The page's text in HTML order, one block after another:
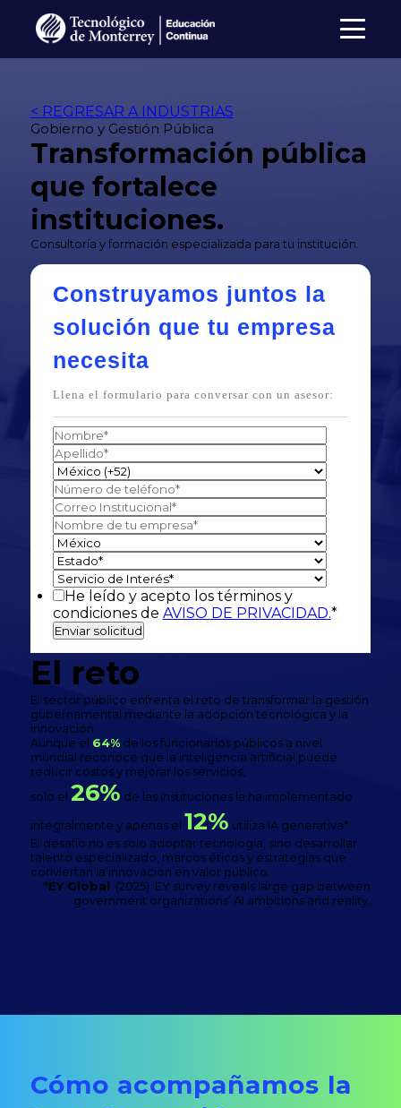
< REGRESAR A INDUSTRIAS
Gobierno y Gestión Pública
Transformación pública
que fortalece
instituciones.
Consultoría y formación especializada para tu institución.
Construyamos juntos la
solución que tu empresa
necesita
Llena el formulario para conversar con un asesor:
He leído y acepto los términos y
condiciones de AVISO DE PRIVACIDAD.*
El reto
El sector público enfrenta el reto de transformar la gestión
gubernamental mediante la adopción tecnológica y la
innovación.
Aunque el 64%de los funcionarios públicos a nivel
mundial reconoce que la inteligencia artificial puede
reducir costos y mejorar los servicios,
solo el 26% de las instituciones la ha implementado
integralmente y apenas el 12% utiliza IA generativa*
El desafío no es solo adoptar tecnología, sino desarrollar
talento especializado, marcos éticos y estrategias que
conviertan la innovación en valor público.
*EY Global . (2025). EY survey reveals large gap between
government organizations’ AI ambitions and reality.
Cómo acompañamos la